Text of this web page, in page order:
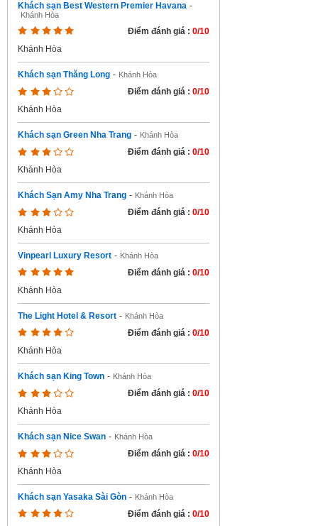
Khách sạn Best Western Premier Havana -
Khánh Hòa
Điểm đánh giá : 0/10
Khánh Hòa
Khách sạn Thăng Long - Khánh Hòa
Điểm đánh giá : 0/10
Khánh Hòa
Khách sạn Green Nha Trang - Khánh Hòa
Điểm đánh giá : 0/10
Khánh Hòa
Khách Sạn Amy Nha Trang - Khánh Hòa
Điểm đánh giá : 0/10
Khánh Hòa
Vinpearl Luxury Resort - Khánh Hòa
Điểm đánh giá : 0/10
Khánh Hòa
The Light Hotel & Resort - Khánh Hòa
Điểm đánh giá : 0/10
Khánh Hòa
Khách sạn King Town - Khánh Hòa
Điểm đánh giá : 0/10
Khánh Hòa
Khách sạn Nice Swan - Khánh Hòa
Điểm đánh giá : 0/10
Khánh Hòa
Khách sạn Yasaka Sài Gòn - Khánh Hòa
Điểm đánh giá : 0/10